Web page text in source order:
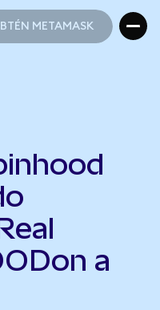
METAMASK
a